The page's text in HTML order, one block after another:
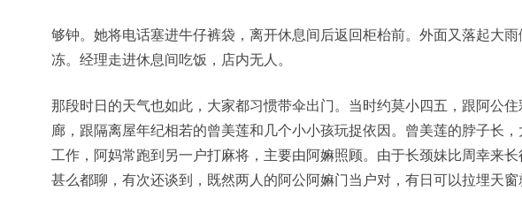
够钟。她将电话塞进牛仔裤袋，离开休息间后返回柜枱前。外面又落起大
冻。经理走进休息间吃饭，店内无人。
那段时日的天气也如此，大家都习惯带伞出门。当时约莫小四五，跟阿公
廊，跟隔离屋年纪相若的曾美莲和几个小小孩玩捉依因。曾美莲的脖子长
工作，阿妈常跑到另一户打麻将，主要由阿嫲照顾。由于长颈妹比周幸来
甚么都聊，有次还谈到，既然两人的阿公阿嫲门当户对，有日可以拉埋天窗